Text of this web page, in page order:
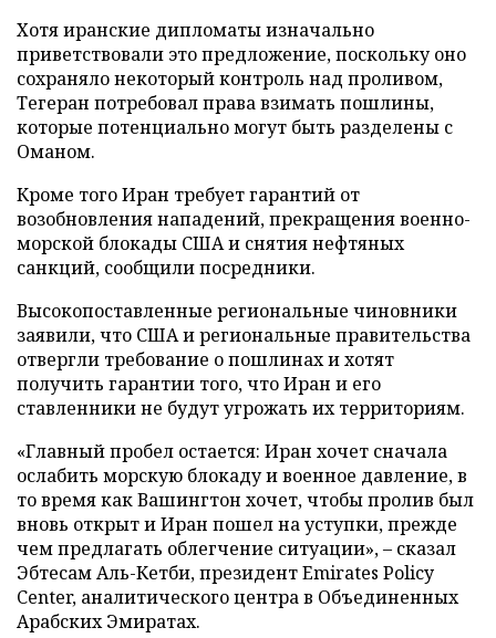
Хотя иранские дипломаты изначально
приветствовали это предложение, поскольку оно
сохраняло некоторый контроль над проливом,
Тегеран потребовал права взимать пошлины,
которые потенциально могут быть разделены с
Оманом.
Кроме того Иран требует гарантий от
возобновления нападений, прекращения военно-
морской блокады США и снятия нефтяных
санкций, сообщили посредники.
Высокопоставленные региональные чиновники
заявили, что США и региональные правительства
отвергли требование о пошлинах и хотят
получить гарантии того, что Иран и его
ставленники не будут угрожать их территориям.
«Главный пробел остается: Иран хочет сначала
ослабить морскую блокаду и военное давление, в
то время как Вашингтон хочет, чтобы пролив был
вновь открыт и Иран пошел на уступки, прежде
чем предлагать облегчение ситуации», – сказал
Эбтесам Аль-Кетби, президент Emirates Policy
Center, аналитического центра в Объединенных
Арабских Эмиратах.